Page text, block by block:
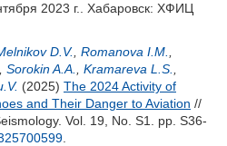
2023 г.. Хабаровск: ХФИЦ
D.V. Romanova I.M.
Sorokin A.A. Kramareva L.S.
(2025) The 2024 Activity of
and Their Danger to Aviation //
Vol. 19, No. S1. pp. S36-